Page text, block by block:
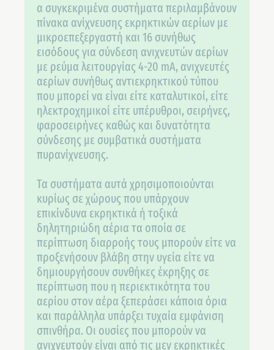
α συγκεκριμένα συστήματα περιλαμβάνουν
πίνακα ανίχνευσης εκρηκτικών αερίων με
μικροεπεξεργαστή και 16 συνήθως
εισόδους για σύνδεση ανιχνευτών αερίων
με ρεύμα λειτουργίας 4-20 mA, ανιχνευτές
αερίων συνήθως αντιεκρηκτικού τύπου
που μπορεί να είναι είτε καταλυτικοί, είτε
ηλεκτροχημικοί είτε υπέρυθροι, σειρήνες,
φαροσειρήνες καθώς και δυνατότητα
σύνδεσης με συμβατικά συστήματα
πυρανίχνευσης.
Τα συστήματα αυτά χρησιμοποιούνται
κυρίως σε χώρους που υπάρχουν
επικίνδυνα εκρηκτικά ή τοξικά
δηλητηριώδη αέρια τα οποία σε
περίπτωση διαρροής τους μπορούν είτε να
προξενήσουν βλάβη στην υγεία είτε να
δημιουργήσουν συνθήκες έκρηξης σε
περίπτωση που η περιεκτικότητα του
αερίου στον αέρα ξεπεράσει κάποια όρια
και παράλληλα υπάρξει τυχαία εμφάνιση
σπινθήρα. Οι ουσίες που μπορούν να
ανιχνευτούν είναι από τις μεν εκρηκτικές